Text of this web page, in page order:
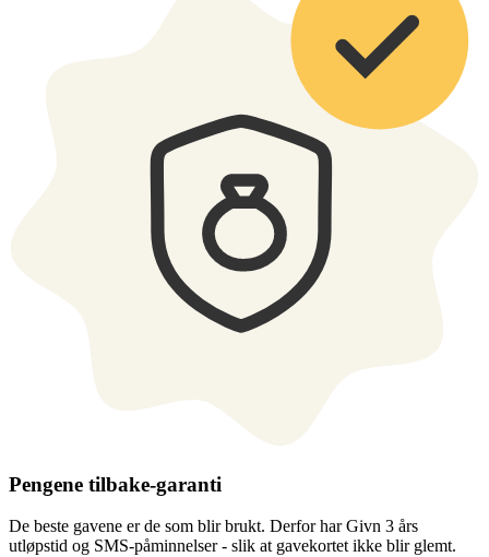
Pengene tilbake-garanti
De beste gavene er de som blir brukt. Derfor har Givn 3 års
utløpstid og SMS-påminnelser - slik at gavekortet ikke blir glemt.